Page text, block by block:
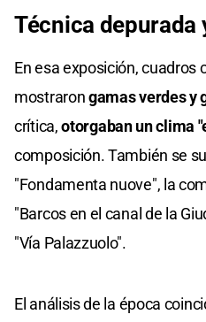
Técnica depurada
En esa exposición, cuadros
mostrarongamas verdes y
crítica,otorgaban un clima
composición. También se
"Fondamenta nuove", la
"Barcos en el canal de la
"Vía Palazzuolo".
El análisis de la época